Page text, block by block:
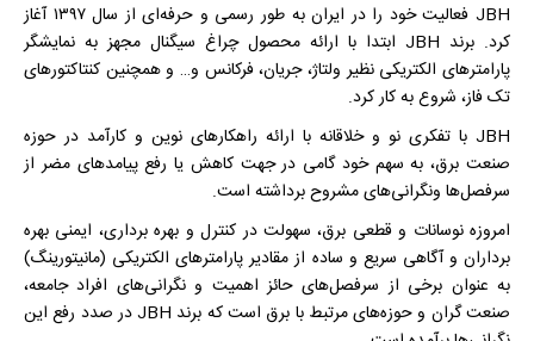
JBH فعالیت خود را در ایران به طور رسمی و حرفه‌ای از سال ۱۳۹۷ آغاز
کرد. برند JBH ابتدا با ارائه محصول چراغ سیگنال مجهز به نمایشگر
پارامترهای الکتریکی نظیر ولتاژ، جریان، فرکانس و… و همچنین کنتاکتورهای
تک فاز، شروع به کار کرد.
JBH با تفکری نو و خلاقانه با ارائه راهکارهای نوین و کارآمد در حوزه
صنعت برق، به سهم خود گامی در جهت کاهش یا رفع پیامدهای مضر از
سرفصل‌ها ونگرانی‌های مشروح برداشته است.
امروزه نوسانات و قطعی برق، سهولت در کنترل و بهره برداری، ایمنی بهره
برداران و آگاهی سریع و ساده از مقادیر پارامترهای الکتریکی (مانیتورینگ)
به عنوان برخی از سرفصل‌های حائز اهمیت و نگرانی‌های افراد جامعه،
صنعت گران و حوزه‌های مرتبط با برق است که برند JBH در صدد رفع این